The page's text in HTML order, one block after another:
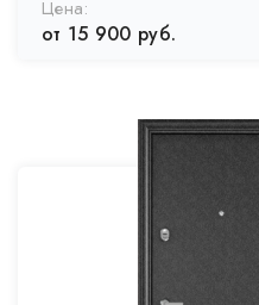
от 15 900 руб.